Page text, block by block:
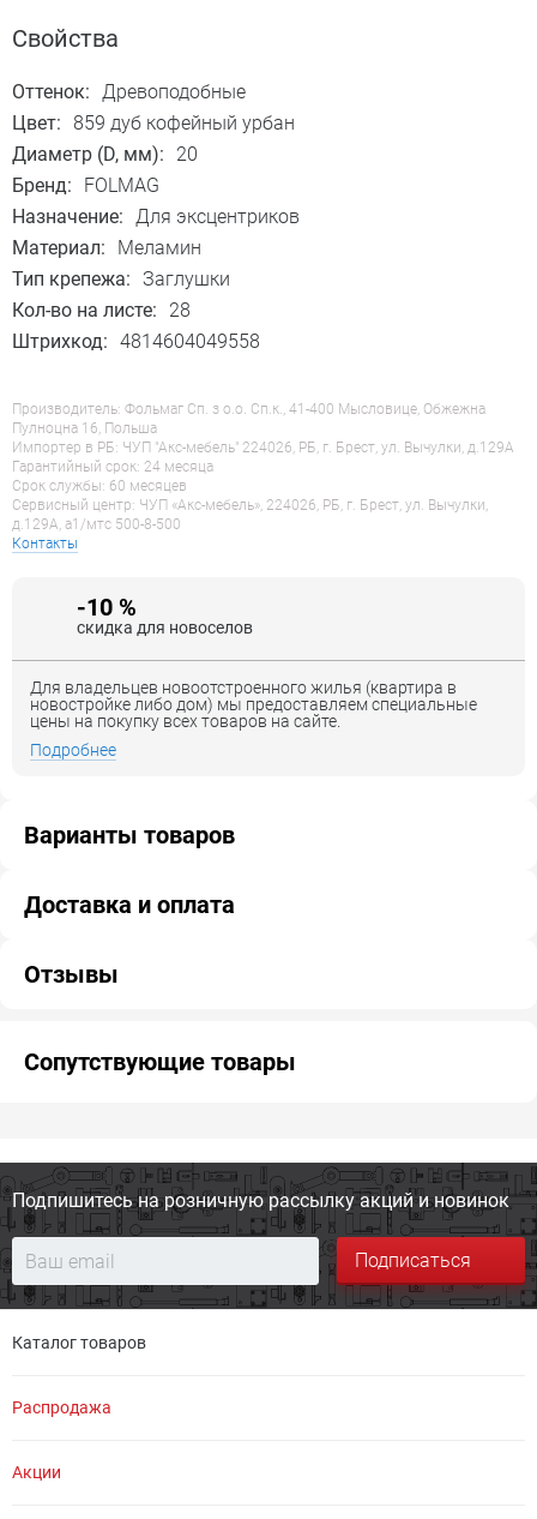
Свойства
Оттенок: Древоподобные
Цвет: 859 дуб кофейный урбан
Диаметр (D, мм):
20
Бренд:
FOLMAG
Назначение: Для эксцентриков
Материал:
Меламин
Тип крепежа: Заглушки
Кол-во на листе:
28
Штрихкод: 4814604049558
Производитель: Фольмаг Сп. з о.о. Сп.к., 41-400 Мысловице, Обжежна
Пулноцна 16, Польша
Импортер в РБ: ЧУП "Акс-мебель" 224026, РБ, г. Брест, ул. Вычулки, д.129А
Гарантийный срок: 24 месяца
Срок службы: 60 месяцев
Сервисный центр: ЧУП «Акс-мебель», 224026, РБ, г. Брест, ул. Вычулки,
д.129А, a1/мтс 500-8-500
Контакты
-10 %
скидка для новоселов
Для владельцев новоотстроенного жилья (квартира в
новостройке либо дом) мы предоставляем специальные
цены на покупку всех товаров на сайте.
Подробнее
Варианты товаров
Доставка и оплата
Отзывы
Сопутствующие товары
Подпишитесь на розничную рассылку акций и новинок
Подписаться
Каталог товаров
Распродажа
Акции